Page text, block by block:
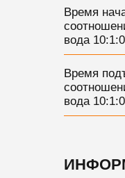
Время
вода
Время
вода